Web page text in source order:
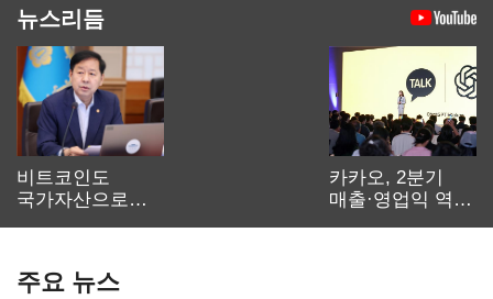
뉴스리듬
비트코인도
국가자산으로…'
카카오, 2분기
매출·영업익 역대
주요 뉴스